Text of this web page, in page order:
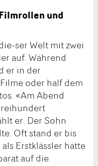
und
ser Welt mit zwei
auf. Während
er in der
oder half dem
«Am Abend
er. Der Sohn
Oft stand er bis
Erstklässler hatte
auf die